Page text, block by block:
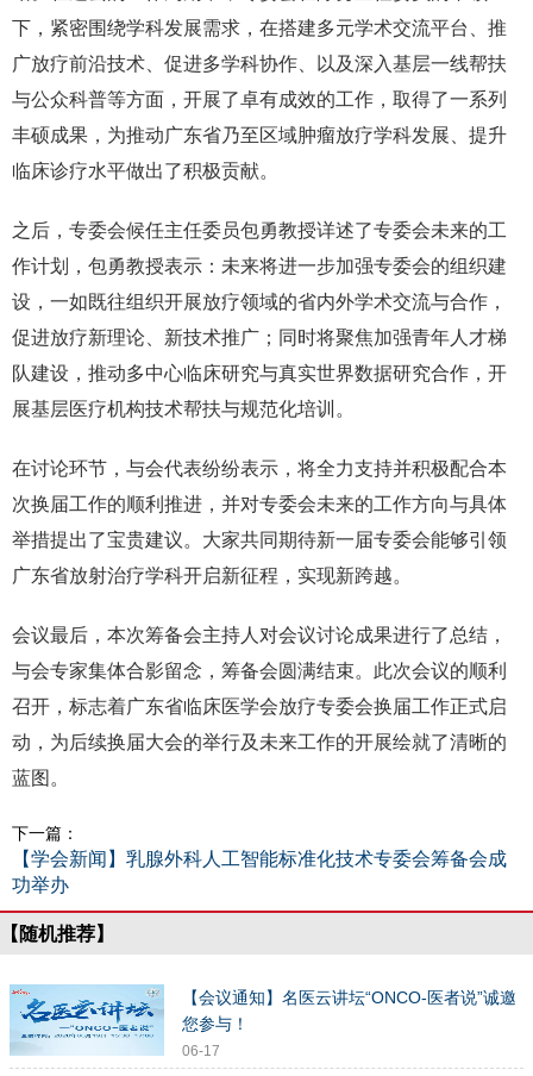
下，紧密围绕学科发展需求，在搭建多元学术交流平台、推
广放疗前沿技术、促进多学科协作、以及深入基层一线帮扶
与公众科普等方面，开展了卓有成效的工作，取得了一系列
丰硕成果，为推动广东省乃至区域肿瘤放疗学科发展、提升
临床诊疗水平做出了积极贡献。
之后，专委会候任主任委员包勇教授详述了专委会未来的工
作计划，包勇教授表示：未来将进一步加强专委会的组织建
设，一如既往组织开展放疗领域的省内外学术交流与合作，
促进放疗新理论、新技术推广；同时将聚焦加强青年人才梯
队建设，推动多中心临床研究与真实世界数据研究合作，开
展基层医疗机构技术帮扶与规范化培训。
在讨论环节，与会代表纷纷表示，将全力支持并积极配合本
次换届工作的顺利推进，并对专委会未来的工作方向与具体
举措提出了宝贵建议。大家共同期待新一届专委会能够引领
广东省放射治疗学科开启新征程，实现新跨越。
会议最后，本次筹备会主持人对会议讨论成果进行了总结，
与会专家集体合影留念，筹备会圆满结束。此次会议的顺利
召开，标志着广东省临床医学会放疗专委会换届工作正式启
动，为后续换届大会的举行及未来工作的开展绘就了清晰的
蓝图。
下一篇：
【学会新闻】乳腺外科人工智能标准化技术专委会筹备会成
功举办
【随机推荐】
【会议通知】名医云讲坛“ONCO-医者说”诚邀
您参与！
06-17